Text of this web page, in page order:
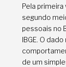
Pela
segundo
pessoais no
IBGE. O
de um